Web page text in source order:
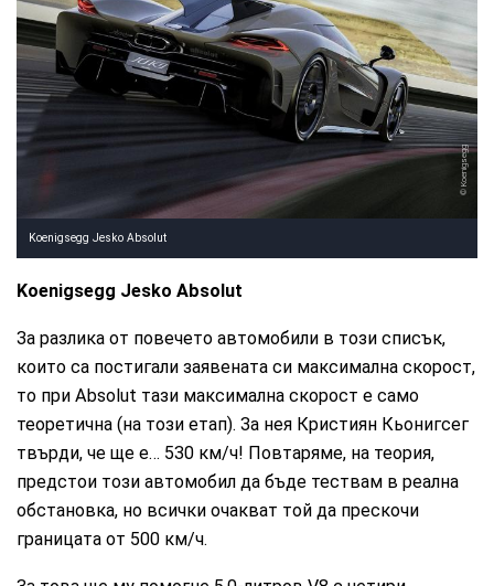
Koenigsegg
Koenigsegg Jesko Absolut
Koenigsegg Jesko Absolut
За разлика от повечето автомобили в този списък,
които са постигали заявената си максимална скорост,
то при Absolut тази максимална скорост е само
теоретична (на този етап). За нея Кристиян Кьонигсег
твърди, че ще е… 530 км/ч! Повтаряме, на теория,
предстои този автомобил да бъде тествам в реална
обстановка, но всички очакват той да прескочи
границата от 500 км/ч.